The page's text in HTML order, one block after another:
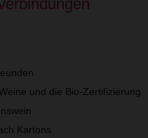
und die Bio-Zertifizierung
Kartons